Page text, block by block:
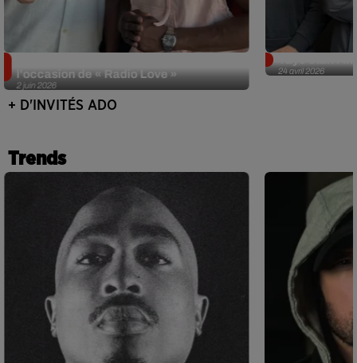
2 juin 2026
l'occasion de « Radio Love »
24 avril 2026
+ D'INVITÉS ADO
Trends